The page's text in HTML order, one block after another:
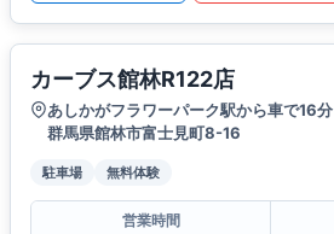
カーブス館林R122店
あしかがフラワーパーク駅から車で16分
群馬県館林市富士見町8-16
駐車場 無料体験
営業時間